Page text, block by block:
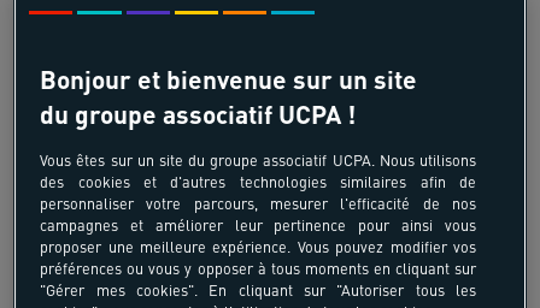
-22%
/pers
7 jours, 6 nuits
Bonjour et bienvenue sur un site
du groupe associatif UCPA !
Vous êtes sur un site du groupe associatif UCPA. Nous utilisons
des cookies et d'autres technologies similaires afin de
personnaliser votre parcours, mesurer l'efficacité de nos
campagnes et améliorer leur pertinence pour ainsi vous
proposer une meilleure expérience. Vous pouvez modifier vos
préférences ou vous y opposer à tous moments en cliquant sur
"Gérer mes cookies". En cliquant sur "Autoriser tous les